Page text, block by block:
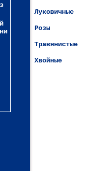
Луковичные
Розы
Травянистые
Хвойные